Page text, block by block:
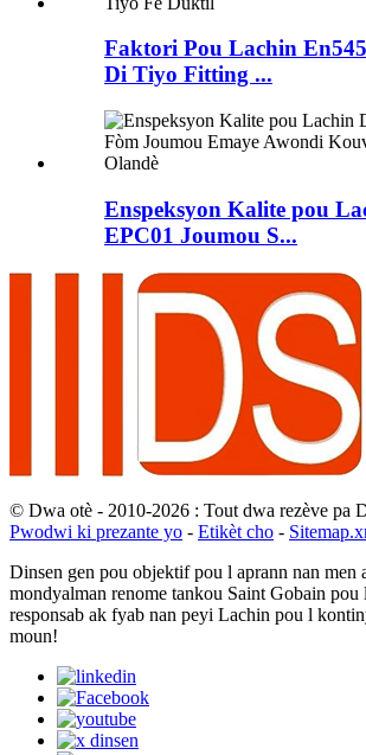
Faktori Pou Lachin
Di Tiyo Fitting ...
Enspeksyon Kalite pou
EPC01 Joumou S...
© Dwa otè - 2010-2026 : Tout dwa rezève pa
Pwodwi ki prezante yo - Etikèt cho -
Dinsen gen pou objektif pou l aprann nan men
mondyalman renome tankou Saint Gobain
responsab ak fyab nan peyi Lachin pou l
moun!